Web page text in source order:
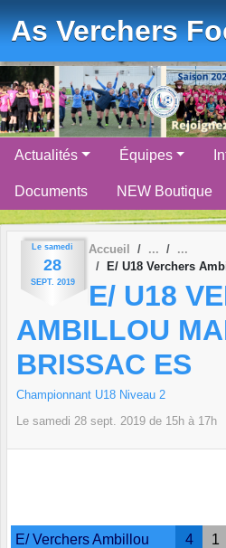
As Verchers
Actualités Équipes
Documents NEW Boutique
Le samedi
28
SEPT. 2019
Accueil
E/ U18 Verchers
E/ U18
AMBILLOU
BRISSAC ES
Championnant U18 Niveau 2
Le samedi 28 sept. 2019 de 15h à 17h
E/ Verchers Ambillou
4 1